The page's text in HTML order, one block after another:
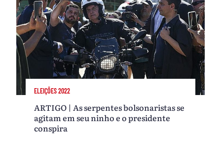
ELEIÇÕES 2022
ARTIGO | As serpentes bolsonaristas se
agitam em seu ninho e o presidente
conspira